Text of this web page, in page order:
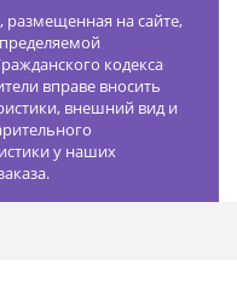
на сайте,
кодекса
вправе вносить
внешний вид и
у наших